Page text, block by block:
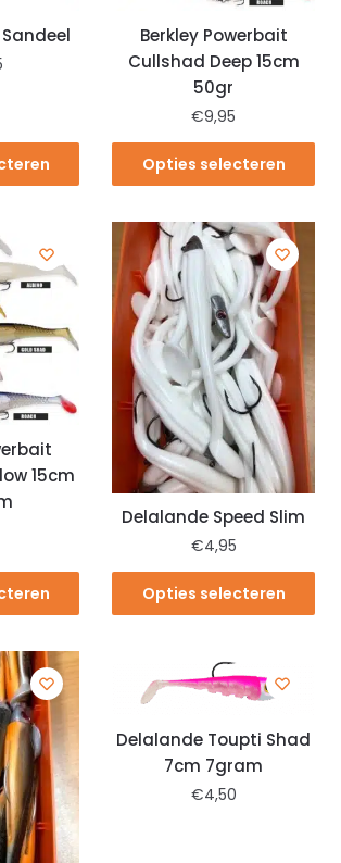
Berkley Powerbait
Cullshad Deep 15cm
50gr
€9,95
Opties selecteren
15cm
Delalande Speed ​​Slim
€4,95
Opties selecteren
Delalande Toupti Shad
7cm 7gram
€4,50